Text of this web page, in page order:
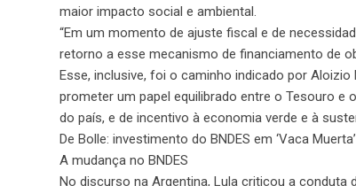
maior impacto social e ambiental.
“Em um momento de ajuste fiscal e de
retorno a esse mecanismo de financiamento de
Esse, inclusive, foi o caminho indicado por
prometer um papel equilibrado entre o Tesouro
do país, e de incentivo à economia verde e à
De Bolle: investimento do BNDES em ‘Vaca
A mudança no BNDES
No discurso na Argentina, Lula criticou a conduta